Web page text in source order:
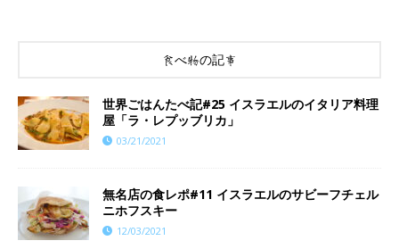
食べ物の記事
世界ごはんたべ記#25 イスラエルのイタリア料理
屋「ラ・レプッブリカ」
03/21/2021
無名店の食レポ#11 イスラエルのサビーフチェル
ニホフスキー
12/03/2021